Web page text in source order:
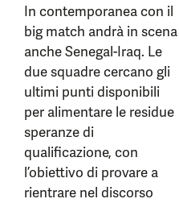
In contemporanea con il
big match andrà in scena
anche Senegal-Iraq. Le
due squadre cercano gli
ultimi punti disponibili
per alimentare le residue
speranze di
qualificazione, con
l’obiettivo di provare a
rientrare nel discorso